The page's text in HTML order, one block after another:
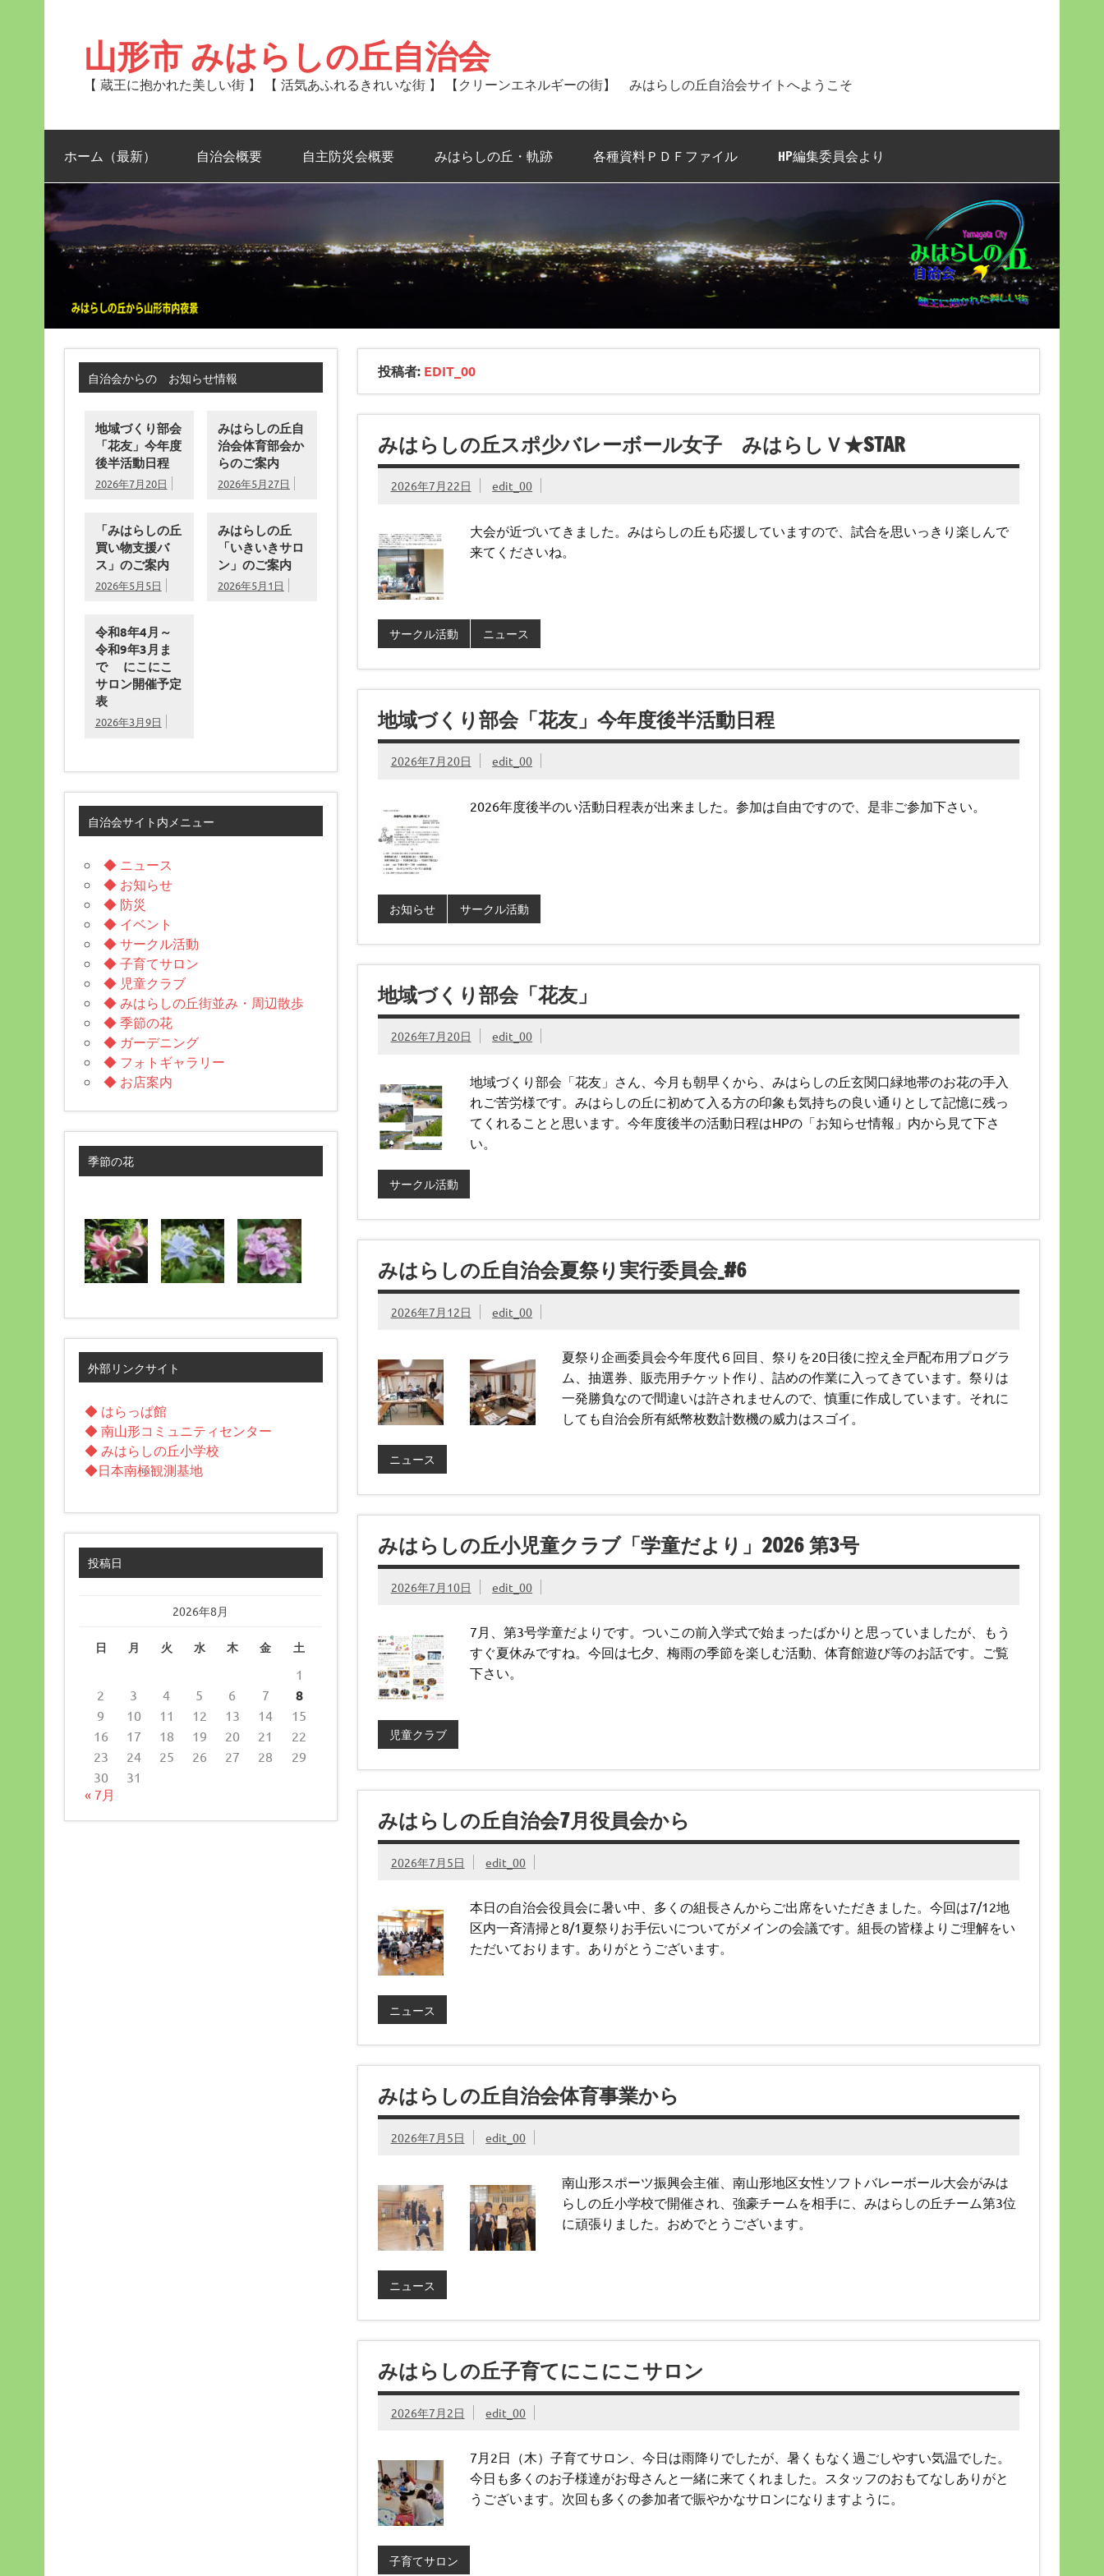
山形市 みはらしの丘自治会
【 蔵王に抱かれた美しい街 】 【 活気あふれるきれいな街 】 【クリーンエネルギーの街】 みはらしの丘自治会サイトへようこそ
ホーム（最新） 自治会概要 自主防災会概要 みはらしの丘・軌跡 各種資料ＰＤＦファイル HP編集委員会より
投稿者: EDIT_00
みはらしの丘スポ少バレーボール女子 みはらしＶ★STAR
2026年7月22日 edit_00
大会が近づいてきました。みはらしの丘も応援していますので、試合を思いっきり楽しんで
来てくださいね。
サークル活動 ニュース
地域づくり部会「花友」今年度後半活動日程
2026年7月20日 edit_00
2026年度後半のい活動日程表が出来ました。参加は自由ですので、是非ご参加下さい。
お知らせ サークル活動
地域づくり部会「花友」
2026年7月20日 edit_00
地域づくり部会「花友」さん、今月も朝早くから、みはらしの丘玄関口緑地帯のお花の手入
れご苦労様です。みはらしの丘に初めて入る方の印象も気持ちの良い通りとして記憶に残っ
てくれることと思います。今年度後半の活動日程はHPの「お知らせ情報」内から見て下さ
い。
サークル活動
みはらしの丘自治会夏祭り実行委員会_#6
2026年7月12日 edit_00
夏祭り企画委員会今年度代６回目、祭りを20日後に控え全戸配布用プログラ
ム、抽選券、販売用チケット作り、詰めの作業に入ってきています。祭りは
一発勝負なので間違いは許されませんので、慎重に作成しています。それに
しても自治会所有紙幣枚数計数機の威力はスゴイ。
ニュース
みはらしの丘小児童クラブ「学童だより」2026 第3号
2026年7月10日 edit_00
7月、第3号学童だよりです。ついこの前入学式で始まったばかりと思っていましたが、もう
すぐ夏休みですね。今回は七夕、梅雨の季節を楽しむ活動、体育館遊び等のお話です。ご覧
下さい。
児童クラブ
みはらしの丘自治会7月役員会から
2026年7月5日 edit_00
本日の自治会役員会に暑い中、多くの組長さんからご出席をいただきました。今回は7/12地
区内一斉清掃と8/1夏祭りお手伝いについてがメインの会議です。組長の皆様よりご理解をい
ただいております。ありがとうございます。
ニュース
みはらしの丘自治会体育事業から
2026年7月5日 edit_00
南山形スポーツ振興会主催、南山形地区女性ソフトバレーボール大会がみは
らしの丘小学校で開催され、強豪チームを相手に、みはらしの丘チーム第3位
に頑張りました。おめでとうございます。
ニュース
みはらしの丘子育てにこにこサロン
2026年7月2日 edit_00
7月2日（木）子育てサロン、今日は雨降りでしたが、暑くもなく過ごしやすい気温でした。
今日も多くのお子様達がお母さんと一緒に来てくれました。スタッフのおもてなしありがと
うございます。次回も多くの参加者で賑やかなサロンになりますように。
子育てサロン
自治会からの お知らせ情報
地域づくり部会
「花友」今年度
後半活動日程
2026年7月20日
みはらしの丘自
治会体育部会か
らのご案内
2026年5月27日
「みはらしの丘
買い物支援バ
ス」のご案内
2026年5月5日
みはらしの丘
「いきいきサロ
ン」のご案内
2026年5月1日
令和8年4月～
令和9年3月ま
で にこにこ
サロン開催予定
表
2026年3月9日
自治会サイト内メニュー
◆ ニュース
◆ お知らせ
◆ 防災
◆ イベント
◆ サークル活動
◆ 子育てサロン
◆ 児童クラブ
◆ みはらしの丘街並み・周辺散歩
◆ 季節の花
◆ ガーデニング
◆ フォトギャラリー
◆ お店案内
季節の花
外部リンクサイト
◆ はらっぱ館
◆ 南山形コミュニティセンター
◆ みはらしの丘小学校
◆日本南極観測基地
投稿日
2026年8月
日 月 火 水 木 金 土
1
2
3 4 5 6 7 8
9 10 11 12 13 14
15
16
17 18 19 20 21
22
23
24 25 26 27 28
29
30
31
« 7月